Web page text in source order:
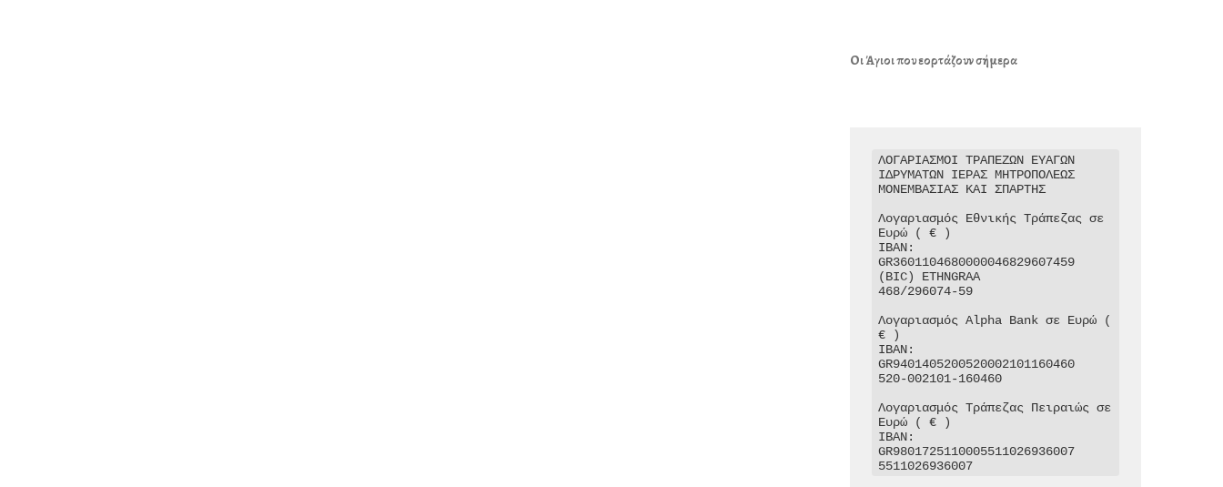
Οι Άγιοι που εορτάζουν σήμερα
ΛΟΓΑΡΙΑΣΜΟΙ ΤΡΑΠΕΖΩΝ ΕΥΑΓΩΝ
ΙΔΡΥΜΑΤΩΝ ΙΕΡΑΣ ΜΗΤΡΟΠΟΛΕΩΣ
ΜΟΝΕΜΒΑΣΙΑΣ ΚΑΙ ΣΠΑΡΤΗΣ
Λογαριασμός Εθνικής Τράπεζας σε
Ευρώ ( € )
IBAN:
GR3601104680000046829607459
(BIC) ETHNGRAA
468/296074-59
Λογαριασμός Alpha Bank σε Ευρώ (
€ )
IBAN:
GR9401405200520002101160460
520-002101-160460
Λογαριασμός Τράπεζας Πειραιώς σε
Ευρώ ( € )
IBAN:
GR9801725110005511026936007
5511026936007